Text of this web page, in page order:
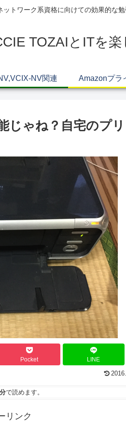
トワーク系資格に向けての効果的な
TOZAIとITを
NV関連 Amazonプラ
じゃね？自宅のプ
Pocket LINE
で読めます。
リンク